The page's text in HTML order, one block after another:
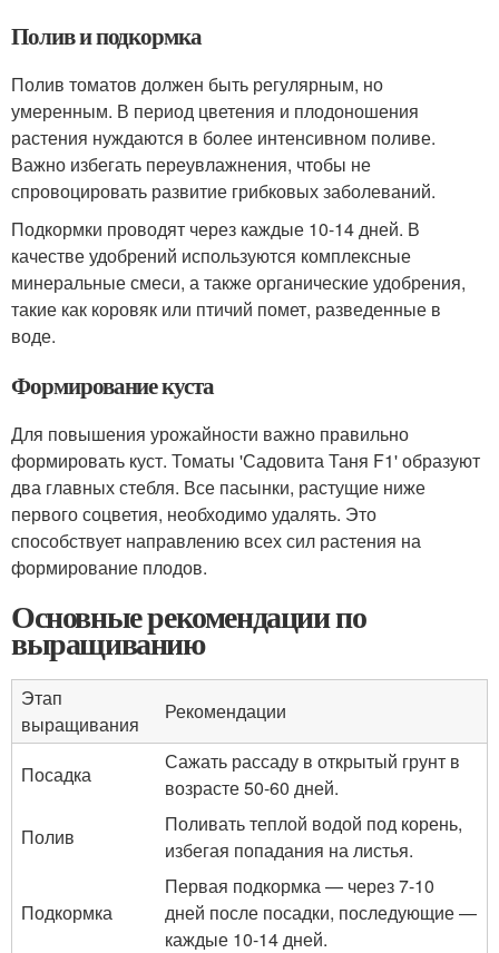
Полив и подкормка
Полив томатов должен быть регулярным, но
умеренным. В период цветения и плодоношения
растения нуждаются в более интенсивном поливе.
Важно избегать переувлажнения, чтобы не
спровоцировать развитие грибковых заболеваний.
Подкормки проводят через каждые 10-14 дней. В
качестве удобрений используются комплексные
минеральные смеси, а также органические удобрения,
такие как коровяк или птичий помет, разведенные в
воде.
Формирование куста
Для повышения урожайности важно правильно
формировать куст. Томаты 'Садовита Таня F1' образуют
два главных стебля. Все пасынки, растущие ниже
первого соцветия, необходимо удалять. Это
способствует направлению всех сил растения на
формирование плодов.
Основные рекомендации по
выращиванию
Этап
выращивания
Рекомендации
Посадка
Сажать рассаду в открытый грунт в
возрасте 50-60 дней.
Полив
Поливать теплой водой под корень,
избегая попадания на листья.
Подкормка
Первая подкормка — через 7-10
дней после посадки, последующие —
каждые 10-14 дней.